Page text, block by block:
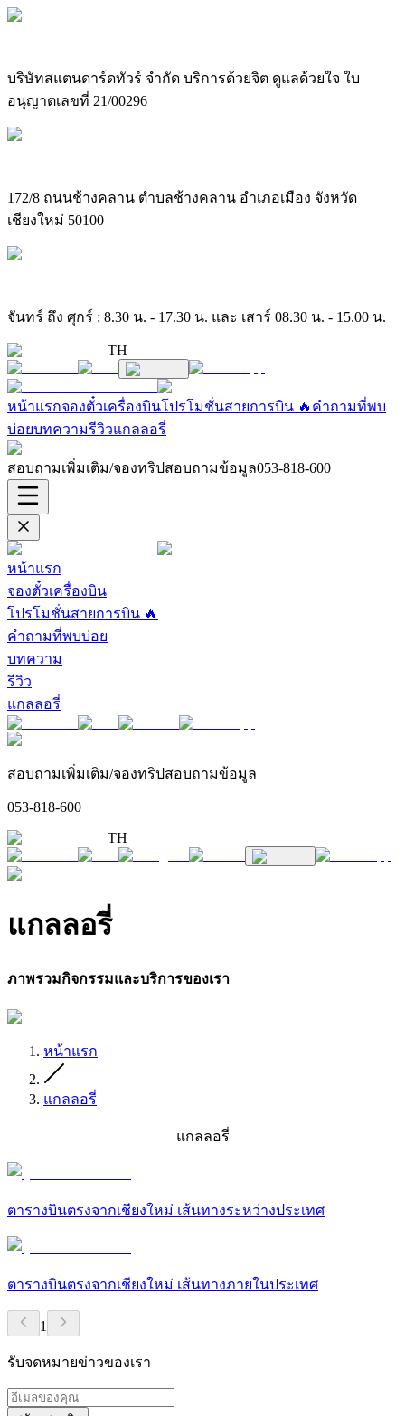
บริษัทสแตนดาร์ดทัวร์ จำกัด บริการด้วยจิต ดูแลด้วยใจ ใบ
อนุญาตเลขที่ 21/00296
172/8 ถนนช้างคลาน ตำบลช้างคลาน อำเภอเมือง จังหวัด
เชียงใหม่ 50100
จันทร์ ถึง ศุกร์ : 8.30 น. - 17.30 น. และ เสาร์ 08.30 น. - 15.00 น.
TH
หน้าแรกจองตั๋วเครื่องบินโปรโมชั่นสายการบิน 🔥 คำถามที่พบ
บ่อยบทความรีวิวแกลลอรี่
สอบถามเพิ่มเติม/จองทริปสอบถามข้อมูล053-818-600
หน้าแรก
จองตั๋วเครื่องบิน
โปรโมชั่นสายการบิน 🔥
คำถามที่พบบ่อย
บทความ
รีวิว
แกลลอรี่
สอบถามเพิ่มเติม/จองทริปสอบถามข้อมูล
053-818-600
TH
แกลลอรี่
ภาพรวมกิจกรรมและบริการของเรา
หน้าแรก
แกลลอรี่
แกลลอรี่
ตารางบินตรงจากเชียงใหม่ เส้นทางระหว่างประเทศ
ตารางบินตรงจากเชียงใหม่ เส้นทางภายในประเทศ
1
รับจดหมายข่าวของเรา